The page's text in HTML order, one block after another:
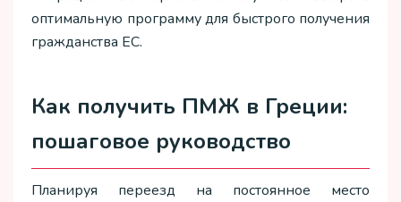
оптимальную программу для быстрого получения
гражданства ЕС.
Как получить ПМЖ в Греции:
пошаговое руководство
Планируя переезд на постоянное место